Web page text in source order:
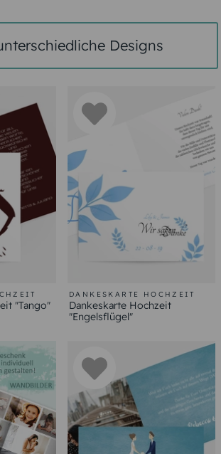
Designs
"Tango"
DANKESKARTE HOCHZEIT
Dankeskarte Hochzeit
"Engelsflügel"